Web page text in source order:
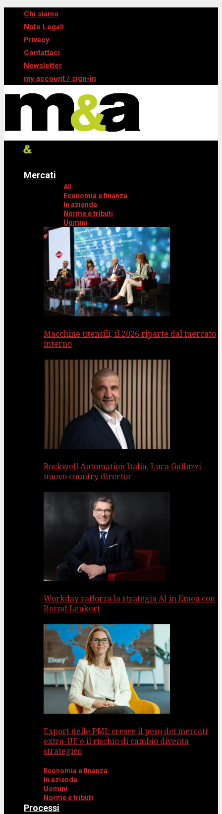
Chi siamo
Note Legali
Privacy
Contattaci
Newsletter
my account / sign-in
Mercati
All
Economia e finanza
In azienda
Norme e tributi
Uomini
Macchine utensili, il 2026 riparte dal mercato
interno
Rockwell Automation Italia, Luca Galluzzi
nuovo country director
Workday rafforza la strategia AI in Emea con
Bernd Leukert
Export delle PMI: cresce il peso dei mercati
extra-UE e il rischio di cambio diventa
strategico
Economia e finanza
In azienda
Uomini
Norme e tributi
Processi